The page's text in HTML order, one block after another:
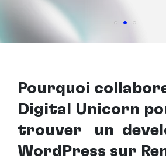
Pourquoi
Digital Unicorn
trouver
un
WordPress sur